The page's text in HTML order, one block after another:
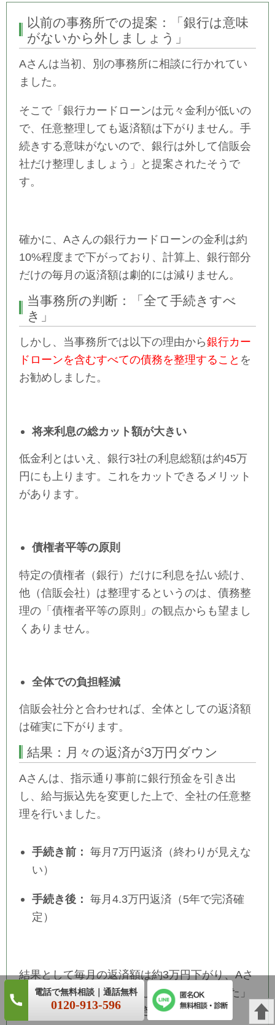
0120-913-596
以前の事務所での提案：「銀行は意味
がないから外しましょう」
Aさんは当初、別の事務所に相談に行かれてい
ました。
そこで「銀行カードローンは元々金利が低いの
で、任意整理しても返済額は下がりません。手
続きする意味がないので、銀行は外して信販会
社だけ整理しましょう」と提案されたそうで
す。
確かに、Aさんの銀行カードローンの金利は約
10%程度まで下がっており、計算上、銀行部分
だけの毎月の返済額は劇的には減りません。
当事務所の判断：「全て手続きすべ
き」
しかし、当事務所では以下の理由から銀行カー
ドローンを含むすべての債務を整理すること を
お勧めしました。
将来利息の総カット額が大きい
低金利とはいえ、銀行3社の利息総額は約45万
円にも上ります。これをカットできるメリット
があります。
債権者平等の原則
特定の債権者（銀行）だけに利息を払い続け、
他（信販会社）は整理するというのは、債務整
理の「債権者平等の原則」の観点からも望まし
くありません。
全体での負担軽減
信販会社分と合わせれば、全体としての返済額
は確実に下がります。
結果：月々の返済が3万円ダウン
Aさんは、指示通り事前に銀行預金を引き出
し、給与振込先を変更した上で、全社の任意整
理を行いました。
手続き前： 毎月7万円返済（終わりが見えな
い）
手続き後： 毎月4.3万円返済（5年で完済確
定）
結果として毎月の返済額は約3万円下がり、Aさ
んからは「銀行も手続きして本当に良かった」
と感謝のお言葉をいただきました。